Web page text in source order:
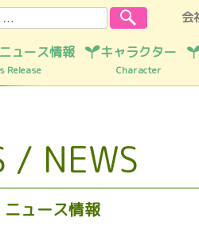
ュース情報
Release
キャラクター
Character
会
/ NEWS
ニュース情報